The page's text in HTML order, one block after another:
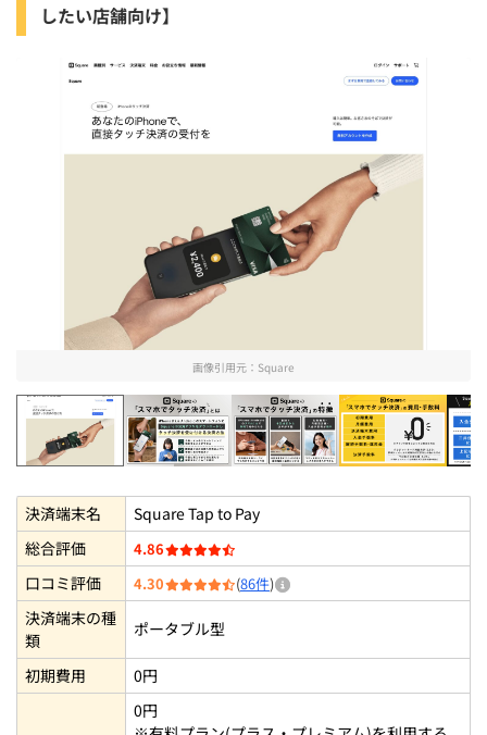
したい店舗向け】
画像引用元： Square
決済端末名
Square Tap to Pay
総合評価
4.86
口コミ評価 4.30 (86件)
決済端末の種
類
ポータブル型
初期費用 0円
0円